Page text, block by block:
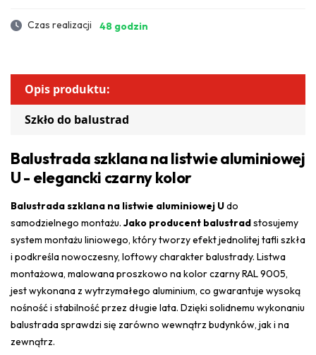
Czas realizacji 48 godzin
Opis produktu:
Szkło do balustrad
Balustrada szklana na listwie aluminiowej
U - elegancki czarny kolor
Balustrada szklana na listwie aluminiowej Udo
samodzielnego montażu. Jako producent balustradstosujemy
system montażu liniowego, który tworzy efekt jednolitej tafli szkła
i podkreśla nowoczesny, loftowy charakter balustrady. Listwa
montażowa, malowana proszkowo na kolor czarny RAL 9005,
jest wykonana z wytrzymałego aluminium, co gwarantuje wysoką
nośność i stabilność przez długie lata. Dzięki solidnemu wykonaniu
balustrada sprawdzi się zarówno wewnątrz budynków, jak i na
zewnątrz.